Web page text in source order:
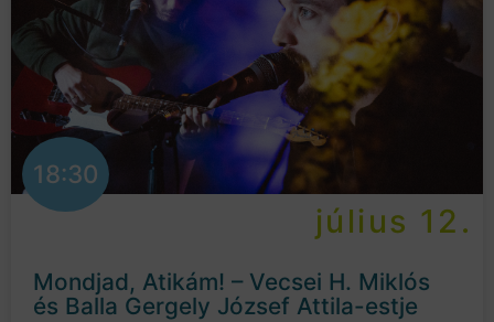
18:30
július 12.
Mondjad, Atikám! – Vecsei H. Miklós
és Balla Gergely József Attila-estje